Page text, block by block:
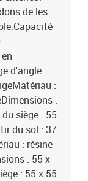
de les
d'angle
:
:
siège : 55
du sol : 37
: résine
: 55 x
: 55 x 55